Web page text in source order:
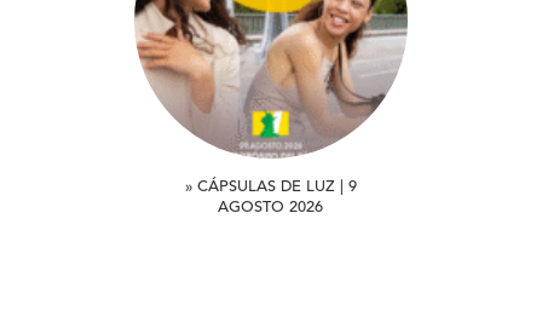
» CÁPSULAS DE LUZ | 9
AGOSTO 2026